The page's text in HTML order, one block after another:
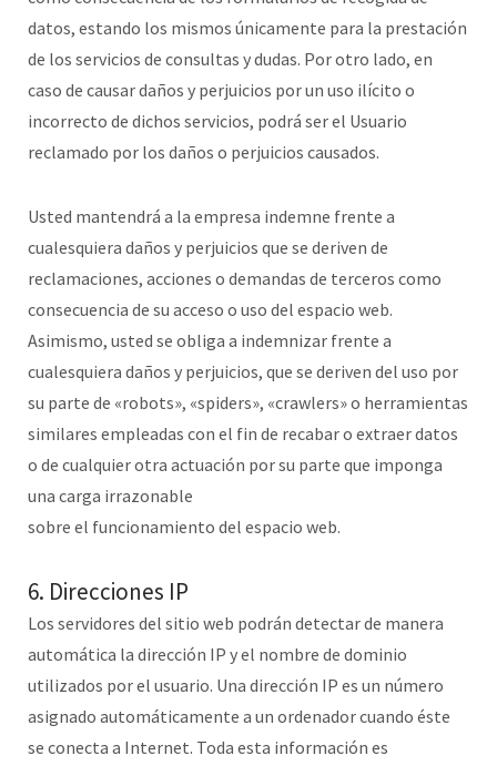
datos, estando los mismos únicamente para la prestación
de los servicios de consultas y dudas. Por otro lado, en
caso de causar daños y perjuicios por un uso ilícito o
incorrecto de dichos servicios, podrá ser el Usuario
reclamado por los daños o perjuicios causados.
Usted mantendrá a la empresa indemne frente a
cualesquiera daños y perjuicios que se deriven de
reclamaciones, acciones o demandas de terceros como
consecuencia de su acceso o uso del espacio web.
Asimismo, usted se obliga a indemnizar frente a
cualesquiera daños y perjuicios, que se deriven del uso por
su parte de «robots», «spiders», «crawlers» o herramientas
similares empleadas con el fin de recabar o extraer datos
o de cualquier otra actuación por su parte que imponga
una carga irrazonable
sobre el funcionamiento del espacio web.
6. Direcciones IP
Los servidores del sitio web podrán detectar de manera
automática la dirección IP y el nombre de dominio
utilizados por el usuario. Una dirección IP es un número
asignado automáticamente a un ordenador cuando éste
se conecta a Internet. Toda esta información es